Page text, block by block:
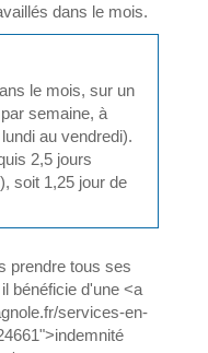
dans le mois.
le mois, sur un
semaine, à
au vendredi).
2,5 jours
soit 1,25 jour de
prendre tous ses
bénéficie d'une <a
services-en-